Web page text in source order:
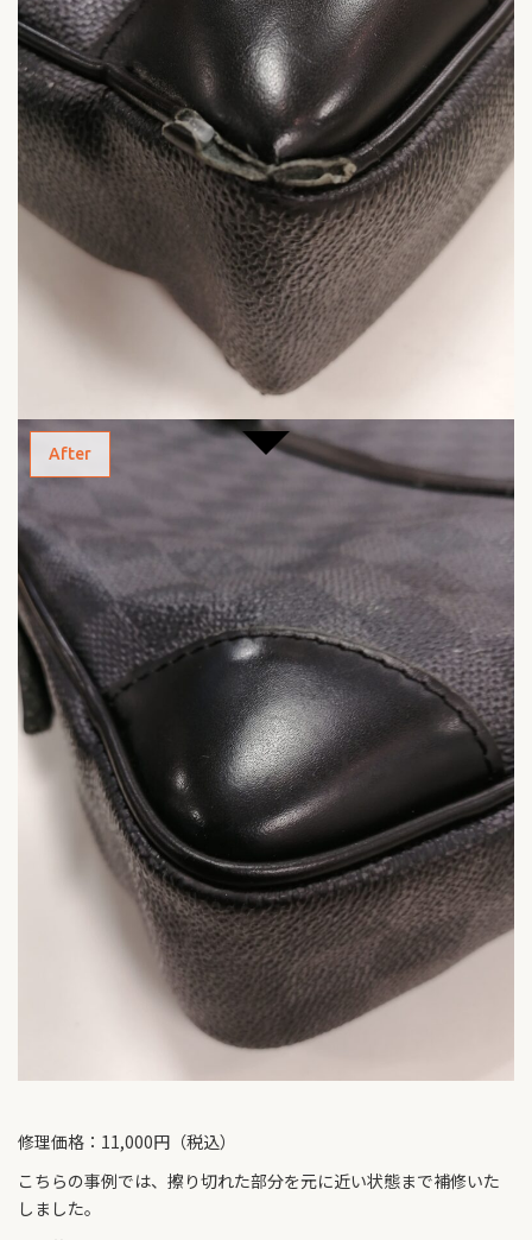
After
修理価格：11,000円（税込）
こちらの事例では、擦り切れた部分を元に近い状態まで補修いた
しました。